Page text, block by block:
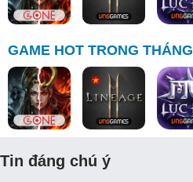
GAME HOT TRONG THÁNG
Tin đáng chú ý